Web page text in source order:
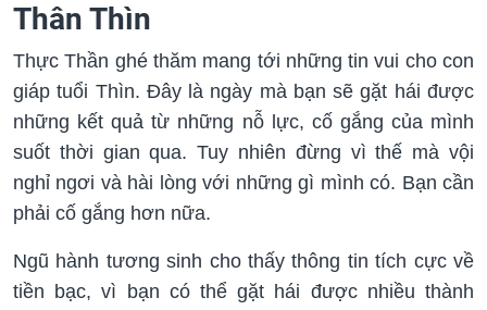
Thân Thìn
Thực Thần ghé thăm mang tới những tin vui cho con
giáp tuổi Thìn. Đây là ngày mà bạn sẽ gặt hái được
những kết quả từ những nỗ lực, cố gắng của mình
suốt thời gian qua. Tuy nhiên đừng vì thế mà vội
nghỉ ngơi và hài lòng với những gì mình có. Bạn cần
phải cố gắng hơn nữa.
Ngũ hành tương sinh cho thấy thông tin tích cực về
tiền bạc, vì bạn có thể gặt hái được nhiều thành